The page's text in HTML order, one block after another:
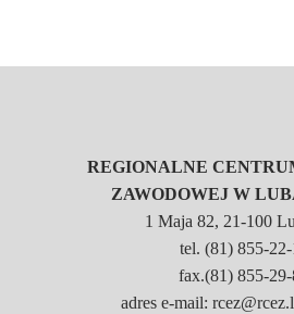
REGIONALNE
ZAWODOWEJ W
1 Maja 82, 21-100
tel. (81) 855-
fax.(81) 855-29-
adres e-mail: